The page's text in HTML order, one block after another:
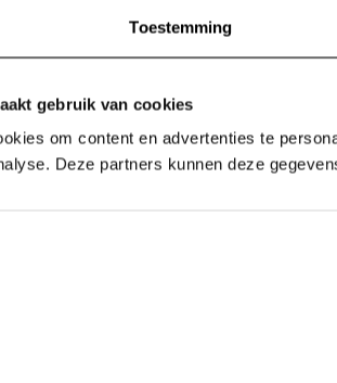
Toestemming
gebruik van cookies
om content en advertenties te
Deze partners kunnen deze